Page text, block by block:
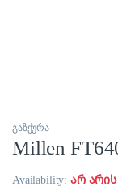
გაზქურა
Millen
Availability:არ არის